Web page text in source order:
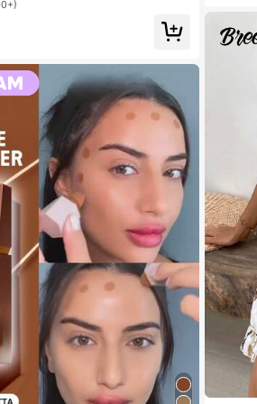
Augenringe, erhellt die Augenpar